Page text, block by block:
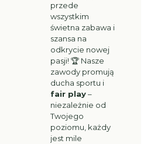
przede
wszystkim
świetna zabawa i
szansa na
odkrycie nowej
pasji! 🏆 Nasze
zawody promują
ducha sportu i
fair play–
niezależnie od
Twojego
poziomu, każdy
jest mile